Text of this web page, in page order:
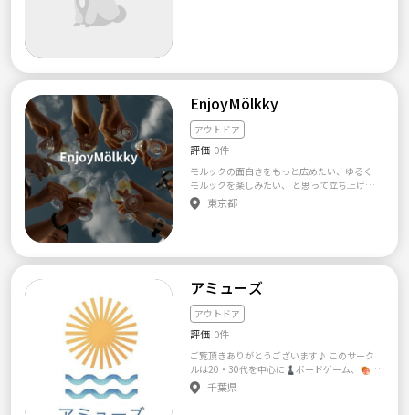
EnjoyMölkky
アウトドア
評価 0件
モルックの面白さをもっと広めたい、ゆるく
モルックを楽しみたい、 と思って立ち上げま
した！ 初モルックの方には、ルール説明から
行いますので安心して楽しんでいだだけま
東京都
アミューズ
アウトドア
評価 0件
ご覧頂きありがとうございます♪ このサーク
ルは20・30代を中心に♟️ボードゲーム、🍖B
BQ、🚶ウォーキング、⛰️アウトドアなど 幅広
く活動しております！！ 週末楽しく遊びた
千葉県